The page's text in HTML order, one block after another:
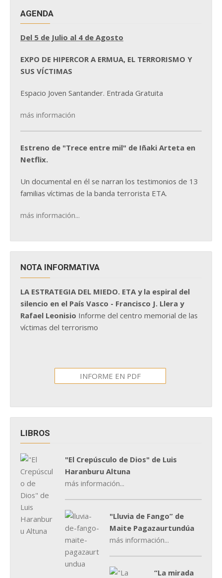
AGENDA
Del 5 de Julio al 4 de Agosto
EXPO DE HIPERCOR A ERMUA, EL TERRORISMO Y
SUS VÍCTIMAS
Espacio Joven Santander. Entrada Gratuita
más información
Estreno de "Trece entre mil" de Iñaki Arteta en
Netflix.
Un documental en él se narran los testimonios de 13
familias víctimas de la banda terrorista ETA.
más información...
NOTA INFORMATIVA
LA ESTRATEGIA DEL MIEDO. ETA y la espiral del
silencio en el País Vasco - Francisco J. Llera y
Rafael Leonisio Informe del centro memorial de las
víctimas del terrorismo
INFORME EN PDF
LIBROS
"El Crepúsculo de Dios" de Luis
Haranburu Altuna
más información...
"Lluvia de Fango” de
Maite Pagazaurtundúa
más información...
“La mirada